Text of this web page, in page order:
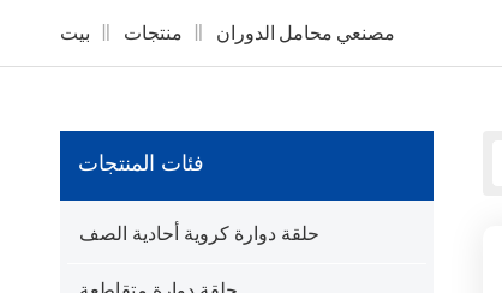
بيت منتجات مصنعي محامل الدوران
فئات المنتجات
حلقة دوارة كروية أحادية الصف